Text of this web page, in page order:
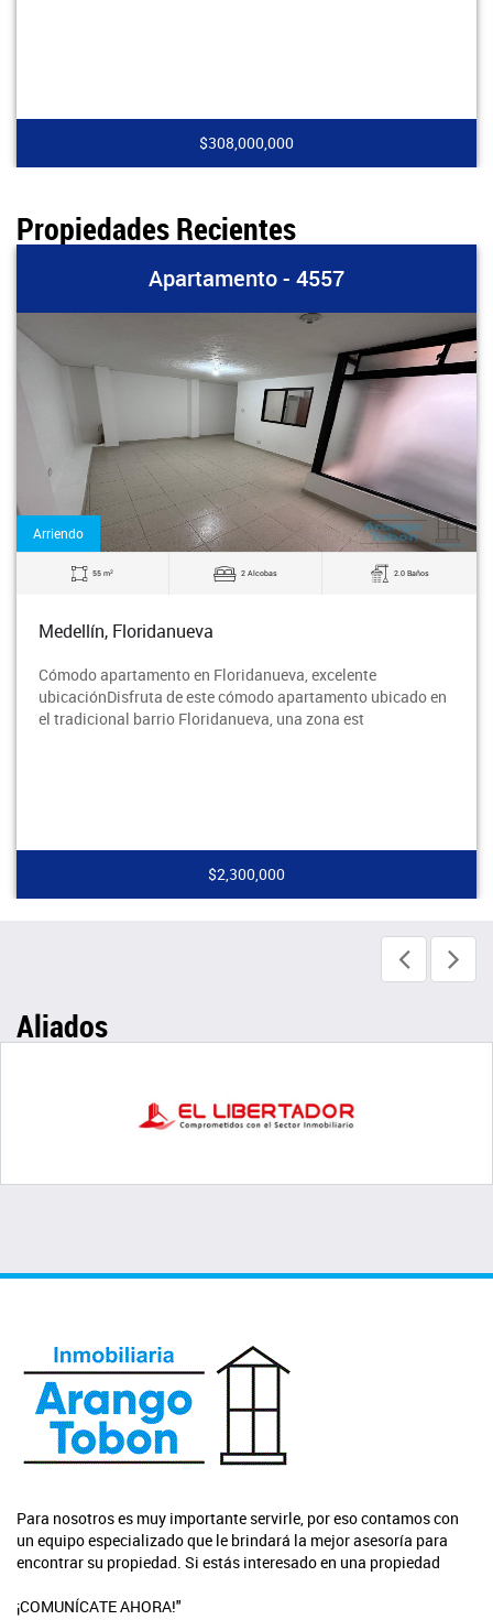
$308,000,000
Propiedades Recientes
Apartamento - 4557
Arriendo
55 m2 2 Alcobas 2.0 Baños
Medellín, Floridanueva
Cómodo apartamento en Floridanueva, excelente
ubicaciónDisfruta de este cómodo apartamento ubicado en
el tradicional barrio Floridanueva, una zona est
$2,300,000
Aliados
Para nosotros es muy importante servirle, por eso contamos con
un equipo especializado que le brindará la mejor asesoría para
encontrar su propiedad. Si estás interesado en una propiedad
¡COMUNÍCATE AHORA!"